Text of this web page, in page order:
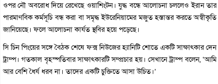
ওপর নৌ অবরোধ দিয়ে রেখেছে ওয়াশিংটন। যুদ্ধ বন্ধে আলোচনা চললেও ইরান তার
পারমাণবিক কর্মসূচি বন্ধ করা বা সমৃদ্ধ ইউরেনিয়ামের মজুত হস্তান্তর করতে অস্বীকৃতি
জানিয়েছে। ফলে আলোচনা কার্যত স্থবির হয়ে পড়েছে।
সি চিন পিংয়ের সঙ্গে বৈঠক শেষে ফক্স নিউজের হ্যানিটি শোতে একটি সাক্ষাৎকার দেন
ট্রাম্প। গতকাল বৃহস্পতিবার সাক্ষাৎকারটি সম্প্রচার হয়। সেখানে ট্রাম্প বলেন, ‘আমি
আর বেশি ধৈর্য ধরব না। তাদের একটি চুক্তিতে আসা উচিত।’